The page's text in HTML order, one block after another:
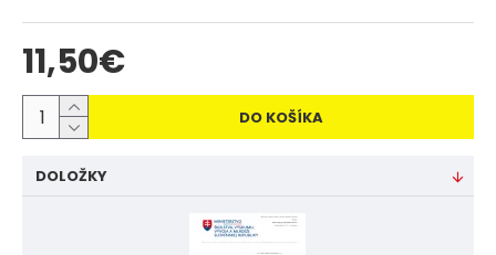
11,50€
DO KOŠÍKA
DOLOŽKY